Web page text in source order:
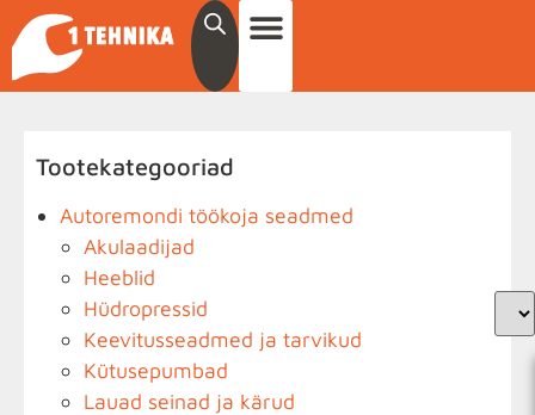
Tootekategooriad
Autoremondi töökoja seadmed
Akulaadijad
Heeblid
Hüdropressid
Keevitusseadmed ja tarvikud
Kütusepumbad
Lauad seinad ja kärud